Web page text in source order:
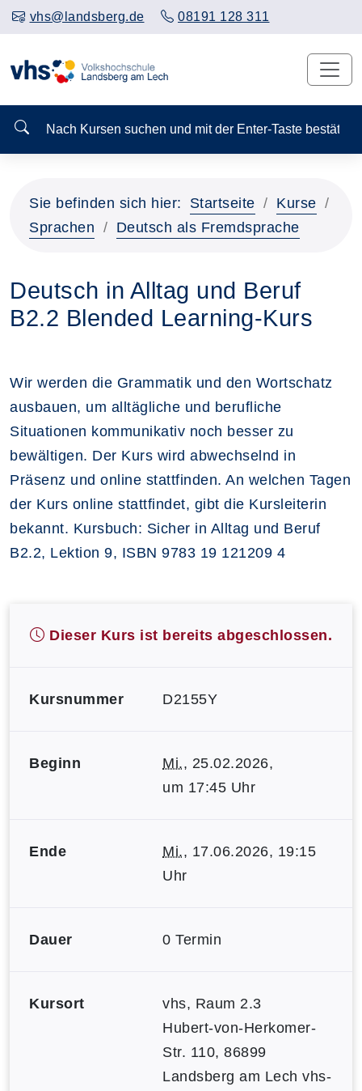
vhs@landsberg.de 08191 128 311
Nach Kursen suchen und mit der Enter-Taste
Sie befinden sich hier: Startseite
Kurse
Sprachen
Deutsch als Fremdsprache
Deutsch in Alltag und Beruf
B2.2 Blended Learning-Kurs
Wir werden die Grammatik und den Wortschatz
ausbauen, um alltägliche und berufliche
Situationen kommunikativ noch besser zu
bewältigen. Der Kurs wird abwechselnd in
Präsenz und online stattfinden. An welchen Tagen
der Kurs online stattfindet, gibt die Kursleiterin
bekannt. Kursbuch: Sicher in Alltag und Beruf
B2.2, Lektion 9, ISBN 9783 19 121209 4
Dieser Kurs ist bereits abgeschlossen.
Kursnummer D2155Y
Beginn Mi., 25.02.2026,
um 17:45 Uhr
Ende Mi., 17.06.2026, 19:15
Uhr
Dauer 0 Termin
Kursort
vhs, Raum 2.3
Hubert-von-Herkomer-
Str. 110, 86899
Landsberg am Lech vhs-